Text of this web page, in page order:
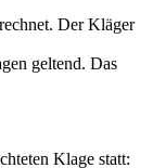
Der Kläger
geltend. Das
Klage statt: